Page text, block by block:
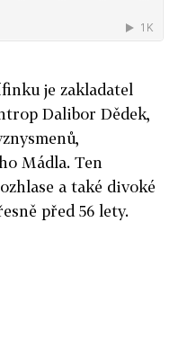
je zakladatel
Dalibor Dědek,
Mádla. Ten
a také divoké
před 56 lety.